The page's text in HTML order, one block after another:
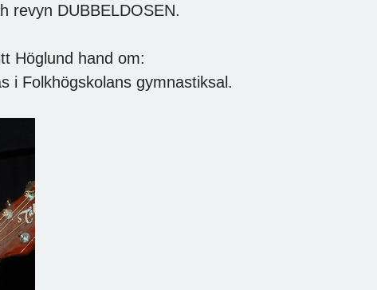
revyn DUBBELDOSEN.
Höglund hand om:
i Folkhögskolans gymnastiksal.